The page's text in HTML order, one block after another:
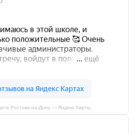
Ростова‑на‑Дону — Яндекс Карты